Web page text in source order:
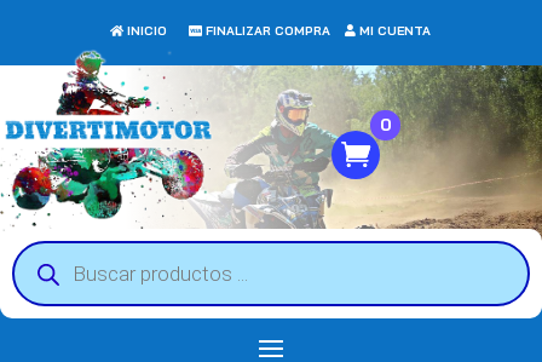
INICIO FINALIZAR COMPRA MI CUENTA
Búsqueda
de
productos
0